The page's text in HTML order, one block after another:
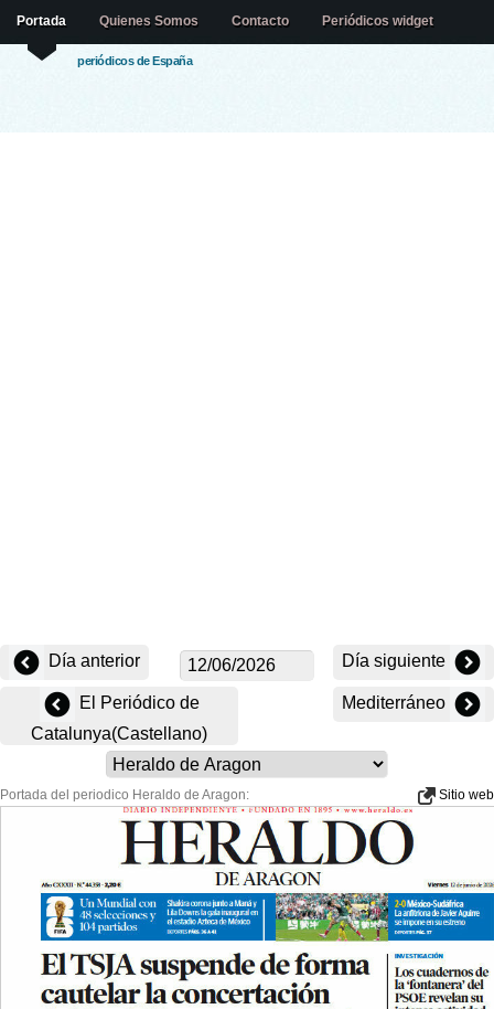
periódicos de España
Portada Quienes Somos Contacto Periódicos widget
Día anterior Día siguiente
El Periódico de
Catalunya(Castellano)
Mediterráneo
Portada del periodico Heraldo de Aragon: Sitio web